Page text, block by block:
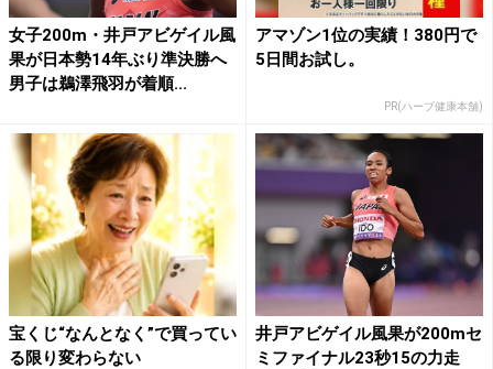
女子200m・井戸アビゲイル風
果が日本勢14年ぶり準決勝へ
男子は鵜澤飛羽が着順...
アマゾン1位の実績！380円で
5日間お試し。
PR(ハーブ健康本舗)
宝くじ“なんとなく”で買ってい
る限り変わらない
井戸アビゲイル風果が200mセ
ミファイナル23秒15の力走